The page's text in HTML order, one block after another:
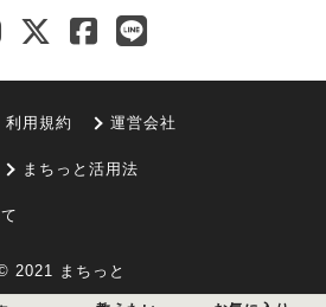
利用規約 運営会社
まちっと活用法
2021 まちっと